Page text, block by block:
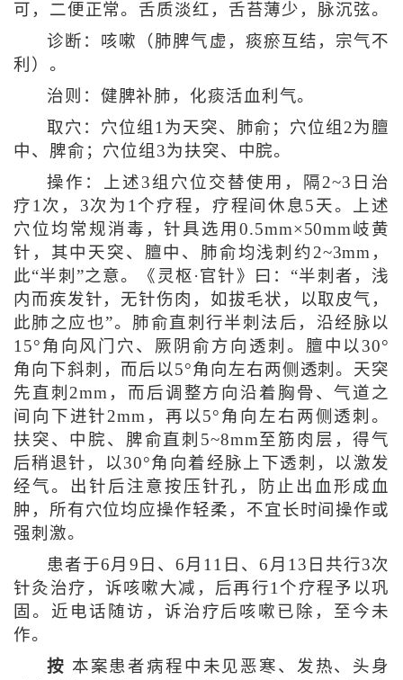
可，二便正常。舌质淡红，舌苔薄少，脉沉弦。
诊断：咳嗽（肺脾气虚，痰瘀互结，宗气不
利）。
治则：健脾补肺，化痰活血利气。
取穴：穴位组1为天突、肺俞；穴位组2为膻
中、脾俞；穴位组3为扶突、中脘。
操作：上述3组穴位交替使用，隔2~3日治
疗1次，3次为1个疗程，疗程间休息5天。上述
穴位均常规消毒，针具选用0.5mm×50mm岐黄
针，其中天突、膻中、肺俞均浅刺约2~3mm，
此“半刺”之意。《灵枢·官针》曰：“半刺者，浅
内而疾发针，无针伤肉，如拔毛状，以取皮气，
此肺之应也”。肺俞直刺行半刺法后，沿经脉以
15°角向风门穴、厥阴俞方向透刺。膻中以30°
角向下斜刺，而后以5°角向左右两侧透刺。天突
先直刺2mm，而后调整方向沿着胸骨、气道之
间向下进针2mm，再以5°角向左右两侧透刺。
扶突、中脘、脾俞直刺5~8mm至筋肉层，得气
后稍退针，以30°角向着经脉上下透刺，以激发
经气。出针后注意按压针孔，防止出血形成血
肿，所有穴位均应操作轻柔，不宜长时间操作或
强刺激。
患者于6月9日、6月11日、6月13日共行3次
针灸治疗，诉咳嗽大减，后再行1个疗程予以巩
固。近电话随访，诉治疗后咳嗽已除，至今未
作。
按 本案患者病程中未见恶寒、发热、头身